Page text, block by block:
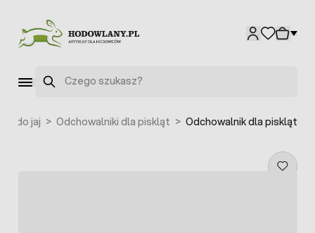
Szukaj
do jaj > Odchowalniki dla piskląt > Odchowalnik dla piskląt